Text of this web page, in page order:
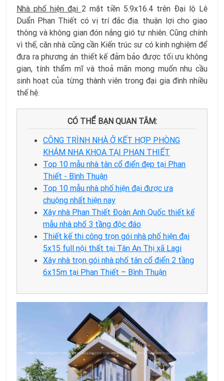
Nhà phố hiện đại 2 mặt tiền 5.9x16.4 trên Đại lộ Lê
Duẩn Phan Thiết có vị trí đắc địa. thuận lợi cho giao
thông và không gian đón nắng gió tự nhiên. Cũng chính
vì thế, căn nhà cũng cần Kiến trúc sư có kinh nghiệm để
đưa ra phương án thiết kế đảm bảo được tối ưu không
gian, tính thẩm mĩ và thoả mãn mong muốn nhu cầu
sinh hoạt của từng thành viên trong đại gia đình nhiều
thế hệ.
CÓ THỂ BẠN QUAN TÂM:
CÔNG TRÌNH NHÀ Ở KẾT HỢP PHÒNG
KHÁM NHA KHOA TẠI PHAN THIẾT
Top 10 mẫu nhà tân cổ điển đẹp tại Phan
Thiết - Bình Thuận
Top 10 mẫu nhà phố hiện đại được ưa
chuộng nhất hiện nay
Xây nhà Phan Thiết Đoàn Anh Quốc thiết kế
mẫu nhà phố 3 tầng độc đáo
Thiết kế thi công trọn gói nhà phố hiện đại
5x15 full nội thất tại Tân An Thị xã Lagi
Xây nhà trọn gói nhà phố tân cổ điển 2 tầng
6x15m tại Phan Thiết – Bình Thuận